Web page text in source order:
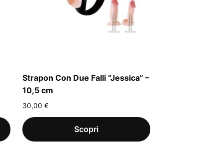
Strapon Con Due Falli “Jessica” –
10,5 cm
30,00 €